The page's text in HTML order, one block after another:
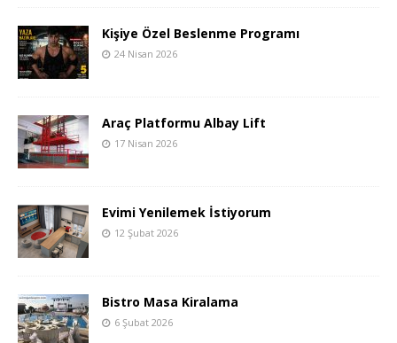
Kişiye Özel Beslenme Programı
24 Nisan 2026
Araç Platformu Albay Lift
17 Nisan 2026
Evimi Yenilemek İstiyorum
12 Şubat 2026
Bistro Masa Kiralama
6 Şubat 2026